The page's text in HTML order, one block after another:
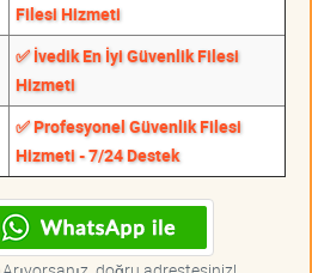
Filesi Hizmeti
✅ İvedik En İyi Güvenlik Filesi
Hizmeti
✅ Profesyonel Güvenlik Filesi
Hizmeti - 7/24 Destek